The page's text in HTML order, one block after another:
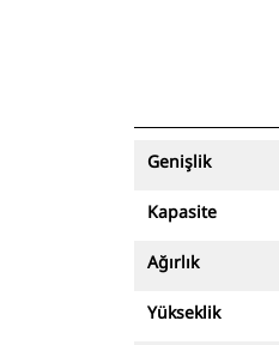
Genişlik
Kapasite
Ağırlık
Yükseklik